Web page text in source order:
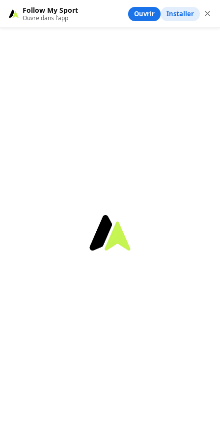
Follow My Sport
Ouvre dans l’app Ouvrir Installer ✕